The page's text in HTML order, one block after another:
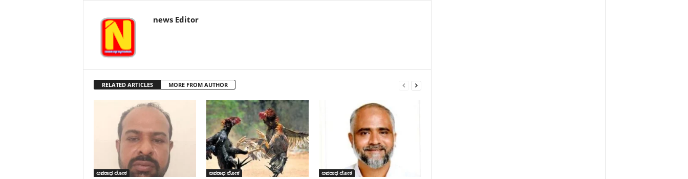
news Editor
RELATED ARTICLES MORE FROM AUTHOR
ಅಪರಾಧ ಲೋಕ ಅಪರಾಧ ಲೋಕ ಅಪರಾಧ ಲೋಕ